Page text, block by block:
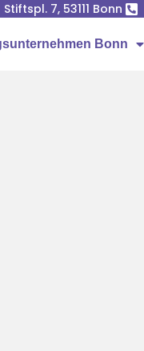
Stiftspl. 7, 53111 Bonn
Bonn